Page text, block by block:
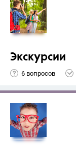
Экскурсии
6 вопросов